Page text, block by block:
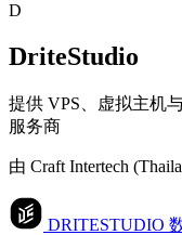
D
DriteStudio
提供 VPS、虚拟主机
服务商
由 Craft Intertech
DRITESTUDIO